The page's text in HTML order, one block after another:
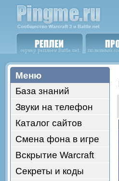
Меню
База знаний
Звуки на телефон
Каталог сайтов
Смена фона в игре
Вскрытие Warcraft
Секреты и коды